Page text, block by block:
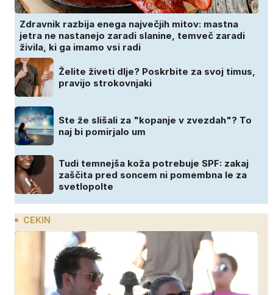
Zdravnik razbija enega največjih mitov: mastna
jetra ne nastanejo zaradi slanine, temveč zaradi
živila, ki ga imamo vsi radi
Želite živeti dlje? Poskrbite za svoj timus,
pravijo strokovnjaki
Ste že slišali za "kopanje v zvezdah"? To
naj bi pomirjalo um
Tudi temnejša koža potrebuje SPF: zakaj
zaščita pred soncem ni pomembna le za
svetlopolte
CEKIN